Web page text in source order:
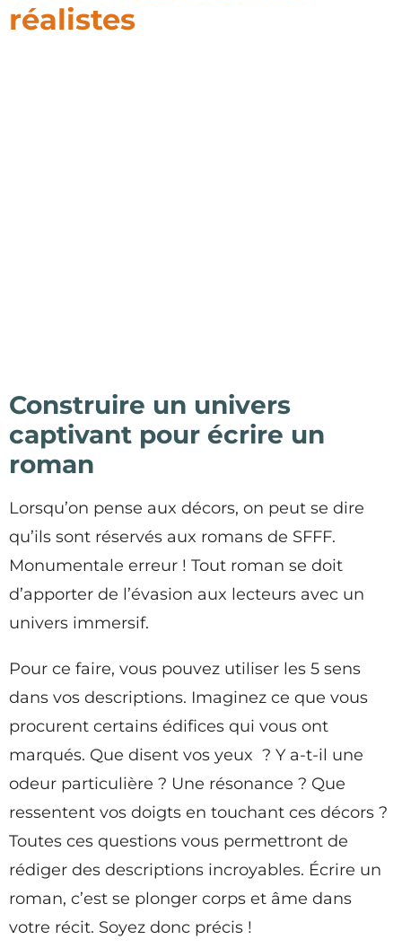
réalistes
Construire un univers
captivant pour écrire un
roman
Lorsqu’on pense aux décors, on peut se dire
qu’ils sont réservés aux romans de SFFF.
Monumentale erreur ! Tout roman se doit
d’apporter de l’évasion aux lecteurs avec un
univers immersif.
Pour ce faire, vous pouvez utiliser les 5 sens
dans vos descriptions. Imaginez ce que vous
procurent certains édifices qui vous ont
marqués. Que disent vos yeux ? Y a-t-il une
odeur particulière ? Une résonance ? Que
ressentent vos doigts en touchant ces décors ?
Toutes ces questions vous permettront de
rédiger des descriptions incroyables. Écrire un
roman, c’est se plonger corps et âme dans
votre récit. Soyez donc précis !